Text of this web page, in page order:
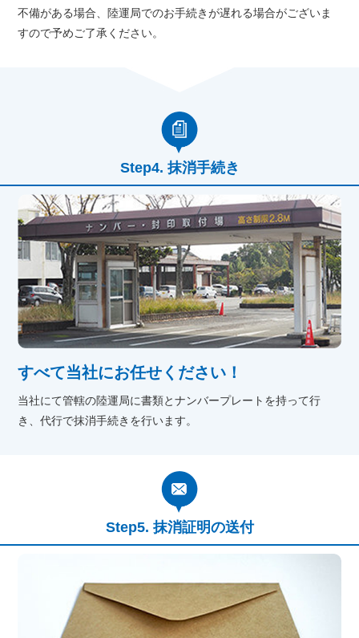
不備がある場合、陸運局でのお手続きが遅れる場合がございま
すので予めご了承ください。
抹消手続き
すべて当社にお任せください！
当社にて管轄の陸運局に書類とナンバープレートを持って行
き、代行で抹消手続きを行います。
抹消証明の送付